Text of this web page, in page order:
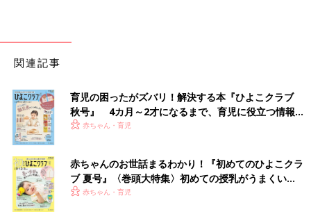
関連記事
育児の困ったがズバリ！解決する本『ひよこクラブ
秋号』 4カ月～2才になるまで、育児に役立つ情報が
いっぱい！
赤ちゃん・育児
赤ちゃんのお世話まるわかり！『初めてのひよこクラ
ブ 夏号』〈巻頭大特集〉初めての授乳がうまくい
く！ おっぱい・ミルクの基本と夏のトラブル 解決テ
赤ちゃん・育児